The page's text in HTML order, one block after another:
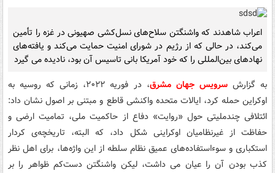
اعراب شاهدند که واشنگتن سلاح‌های نسل‌کشی صهیونی در غزه را تأمین
می‌کند، در حالی که از رژیم در شورای امنیت حمایت می‌کند و یافته‌های
نهادهای بین‌المللی را که خود آمریکا بانی تاسیس آن بود، نادیده می گیرد
به گزارشسرویس جهان مشرق
، در فوریه ۲۰۲۲، زمانی که روسیه به
اوکراین حمله کرد، ایالات متحده واکنشی قاطع و مبتنی بر اصول نشان داد:
ائتلافی چندملیتی حول «روایت» دفاع از حاکمیت ملی، تمامیت ارضی و
حفاظت از غیرنظامیان اوکراینی شکل داد، که البته، تاریخچه‌ی کردار
استکباری و سوءاستفاده‌های عمیق نظام سلطه از این واژه‌ها، برای اهل نظر
کذب بودن آن را عیان می داشت، لیکن واشنگتن دست‌کم ظواهر را بر